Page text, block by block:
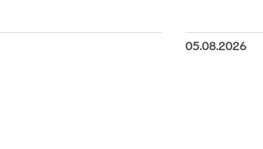
05.08.2026